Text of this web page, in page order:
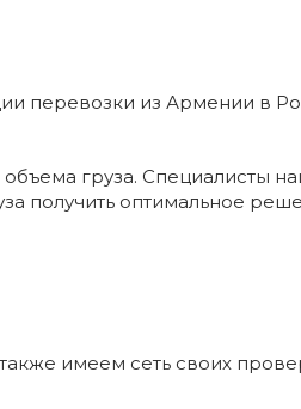
перевозки из Армении в
груза. Специалисты
получить оптимальное
имеем сеть своих